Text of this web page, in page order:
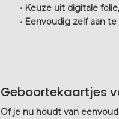
• Keuze uit digitale
• Eenvoudig zelf aan
Geboortekaartjes
Of je nu houdt van